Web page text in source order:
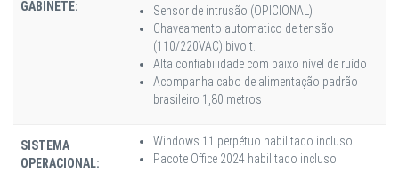
GABINETE:
Sensor de intrusão (OPICIONAL)
Chaveamento automatico de tensão
(110/220VAC) bivolt.
Alta confiabilidade com baixo nível de ruído
Acompanha cabo de alimentação padrão
brasileiro 1,80 metros
SISTEMA
OPERACIONAL:
Windows 11 perpétuo habilitado incluso
Pacote Office 2024 habilitado incluso